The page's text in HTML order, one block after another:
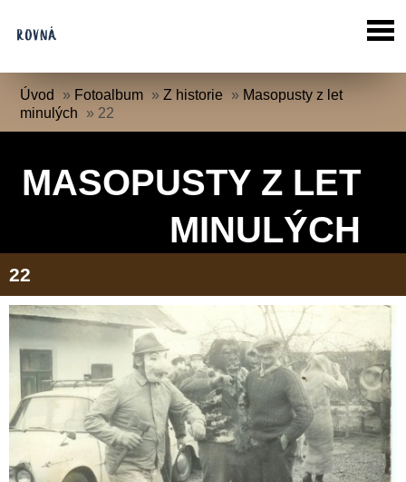
Úvod » Fotoalbum »Z historie » Masopusty z let
minulých
» 22
MASOPUSTY Z LET
MINULÝCH
22